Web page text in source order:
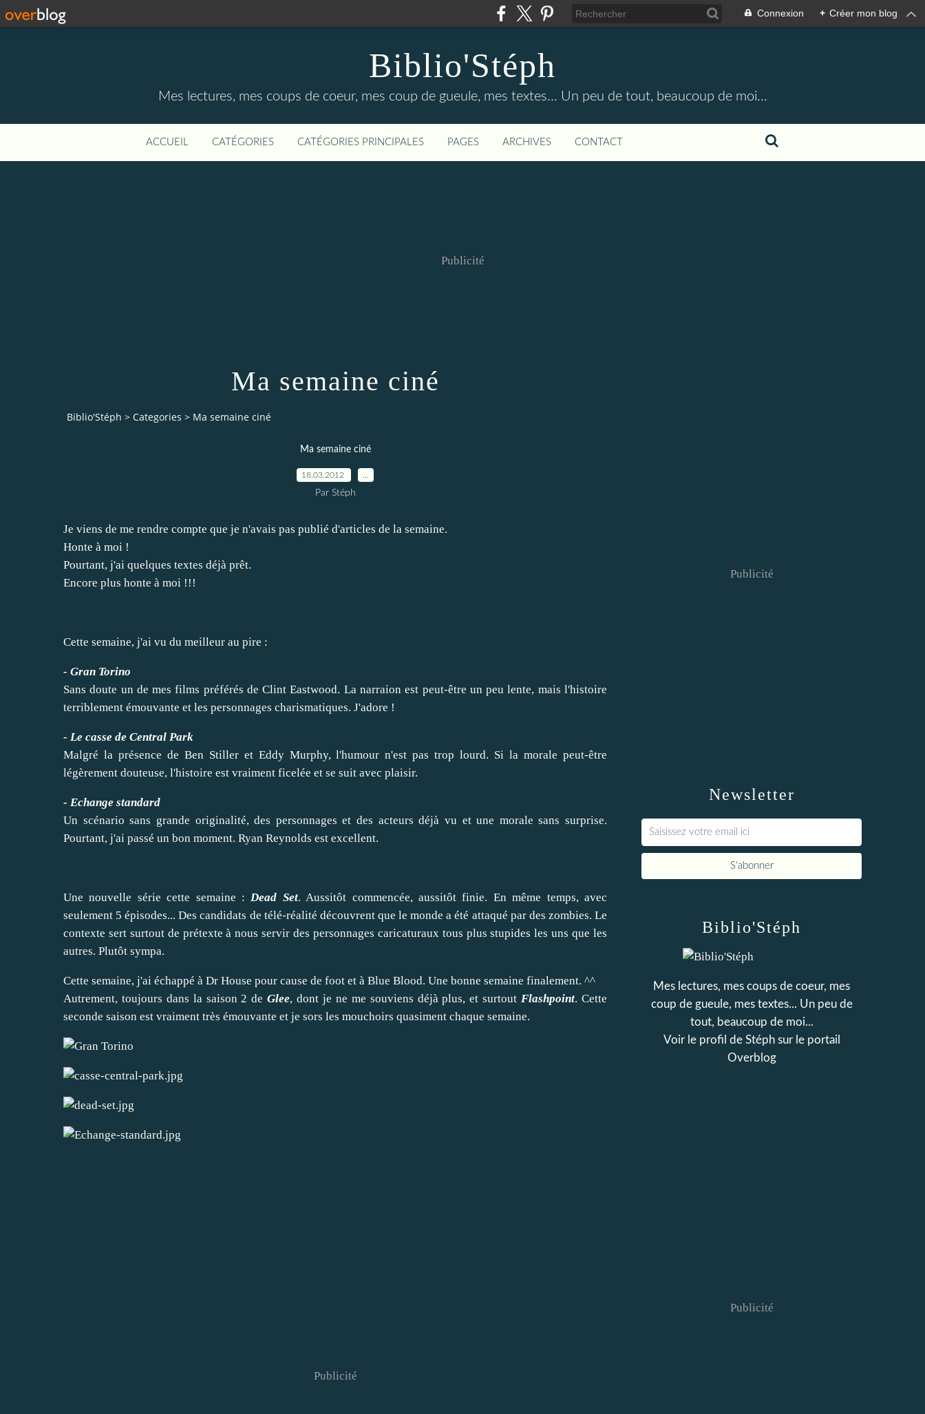
Connexion + Créer mon blog
Biblio'Stéph
Mes lectures, mes coups de coeur, mes coup de gueule, mes textes... Un peu de tout, beaucoup de moi...
ACCUEIL CATÉGORIES CATÉGORIES PRINCIPALES PAGES ARCHIVES CONTACT
Publicité
Ma semaine ciné
Biblio'Stéph > Categories > Ma semaine ciné
Ma semaine ciné
18.03.2012
Par Stéph
Je viens de me rendre compte que je n'avais pas publié d'articles de la semaine.
Honte à moi !
Pourtant, j'ai quelques textes déjà prêt.
Encore plus honte à moi !!!
Cette semaine, j'ai vu du meilleur au pire :
- Gran Torino
Sans doute un de mes films préférés de Clint Eastwood. La narraion est peut-être un peu lente, mais l'histoire
terriblement émouvante et les personnages charismatiques. J'adore !
- Le casse de Central Park
Malgré la présence de Ben Stiller et Eddy Murphy, l'humour n'est pas trop lourd. Si la morale peut-être
légèrement douteuse, l'histoire est vraiment ficelée et se suit avec plaisir.
- Echange standard
Un scénario sans grande originalité, des personnages et des acteurs déjà vu et une morale sans surprise.
Pourtant, j'ai passé un bon moment. Ryan Reynolds est excellent.
Une nouvelle série cette semaine : Dead Set. Aussitôt commencée, aussitôt finie. En même temps, avec
seulement 5 épisodes... Des candidats de télé-réalité découvrent que le monde a été attaqué par des zombies. Le
contexte sert surtout de prétexte à nous servir des personnages caricaturaux tous plus stupides les uns que les
autres. Plutôt sympa.
Cette semaine, j'ai échappé à Dr House pour cause de foot et à Blue Blood. Une bonne semaine finalement. ^^
Autrement, toujours dans la saison 2 deGlee, dont je ne me souviens déjà plus, et surtout Flashpoint. Cette
seconde saison est vraiment très émouvante et je sors les mouchoirs quasiment chaque semaine.
Publicité
Newsletter
Publicité
Biblio'Stéph
Mes lectures, mes coups de coeur, mes
coup de gueule, mes textes... Un peu de
tout, beaucoup de moi...
Voir le profil de Stéphsur le portail
Overblog
Publicité